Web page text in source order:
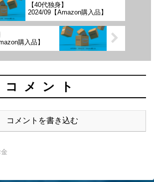
【40代独身】
2024/09【Amazon購入品】
購入品】
コメント
コメントを書き込む